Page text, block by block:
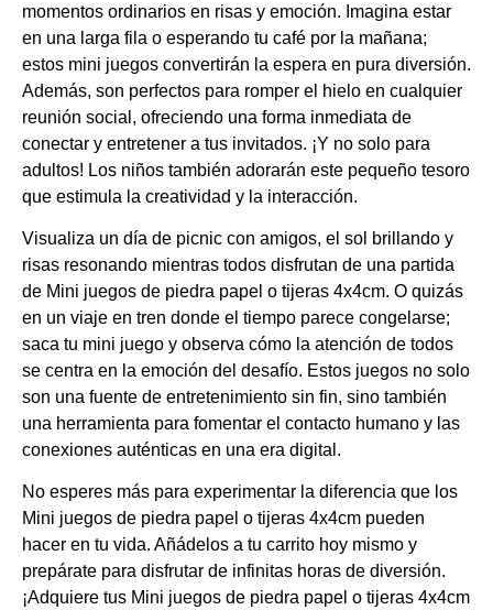
momentos ordinarios en risas y emoción. Imagina estar
en una larga fila o esperando tu café por la mañana;
estos mini juegos convertirán la espera en pura diversión.
Además, son perfectos para romper el hielo en cualquier
reunión social, ofreciendo una forma inmediata de
conectar y entretener a tus invitados. ¡Y no solo para
adultos! Los niños también adorarán este pequeño tesoro
que estimula la creatividad y la interacción.
Visualiza un día de picnic con amigos, el sol brillando y
risas resonando mientras todos disfrutan de una partida
de Mini juegos de piedra papel o tijeras 4x4cm. O quizás
en un viaje en tren donde el tiempo parece congelarse;
saca tu mini juego y observa cómo la atención de todos
se centra en la emoción del desafío. Estos juegos no solo
son una fuente de entretenimiento sin fin, sino también
una herramienta para fomentar el contacto humano y las
conexiones auténticas en una era digital.
No esperes más para experimentar la diferencia que los
Mini juegos de piedra papel o tijeras 4x4cm pueden
hacer en tu vida. Añádelos a tu carrito hoy mismo y
prepárate para disfrutar de infinitas horas de diversión.
¡Adquiere tus Mini juegos de piedra papel o tijeras 4x4cm